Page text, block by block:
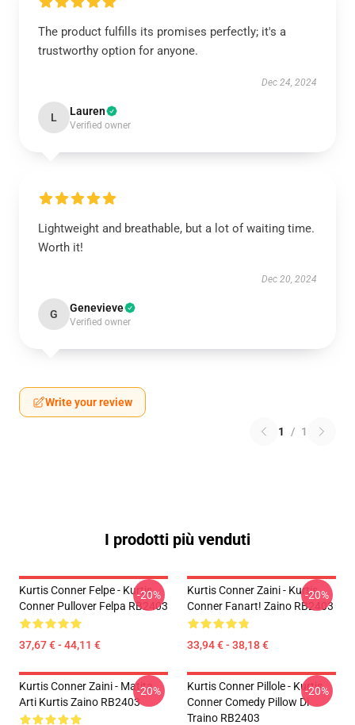
The product fulfills its promises perfectly; it's a
trustworthy option for anyone.
Dec 24, 2024
L Lauren
Verified owner
Lightweight and breathable, but a lot of waiting time.
Worth it!
Dec 20, 2024
G Genevieve
Verified owner
Write your review
1 / 1
I prodotti più venduti
Kurtis Conner Felpe - Kurtis
Conner Pullover Felpa RB2403
37,67 € - 44,11 €
-20%
Kurtis Conner Zaini - Kurtis
Conner Fanart! Zaino RB2403
33,94 € - 38,18 €
-20%
Kurtis Conner Zaini - Matita
Arti Kurtis Zaino RB2403
-20%
Kurtis Conner Pillole - Kurtis
Conner Comedy Pillow Di
Traino RB2403
-20%